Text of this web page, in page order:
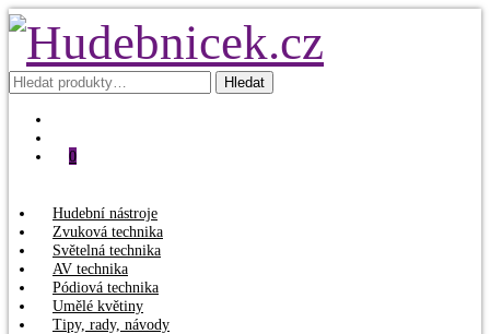
Hledat: Hledat
0
Hudební nástroje
Zvuková technika
Světelná technika
AV technika
Pódiová technika
Umělé květiny
Tipy, rady, návody